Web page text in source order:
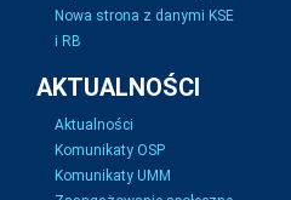
Nowa strona z danymi KSE
i RB
AKTUALNOŚCI
Aktualności
Komunikaty OSP
Komunikaty UMM